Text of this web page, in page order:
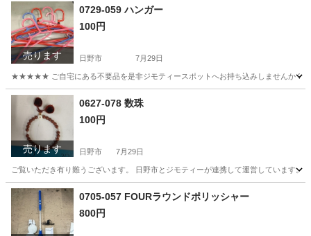
東京 日野市 サンシェード
売ります
0729-059 ハンガー
100円
日野市 7月29日
★★★★★ ご自宅にある不要品を是非ジモティースポットへお持ち込みしませんか？
東京 日野市 現地
売ります
0627-078 数珠
100円
日野市 7月29日
ご覧いただき有り難うございます。 日野市とジモティーが連携して運営していま
東京 日野市 現地
0705-057 FOURラウンドポリッシャー
800円